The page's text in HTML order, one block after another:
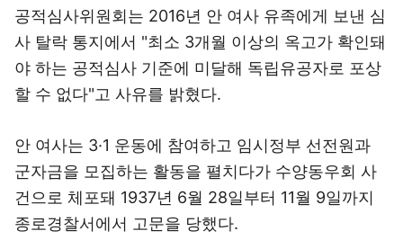
공적심사위원회는 2016년 안 여사 유족에게 보낸 심
사 탈락 통지에서 "최소 3개월 이상의 옥고가 확인돼
야 하는 공적심사 기준에 미달해 독립유공자로 포상
할 수 없다"고 사유를 밝혔다.
안 여사는 3·1 운동에 참여하고 임시정부 선전원과
군자금을 모집하는 활동을 펼치다가 수양동우회 사
건으로 체포돼 1937년 6월 28일부터 11월 9일까지
종로경찰서에서 고문을 당했다.